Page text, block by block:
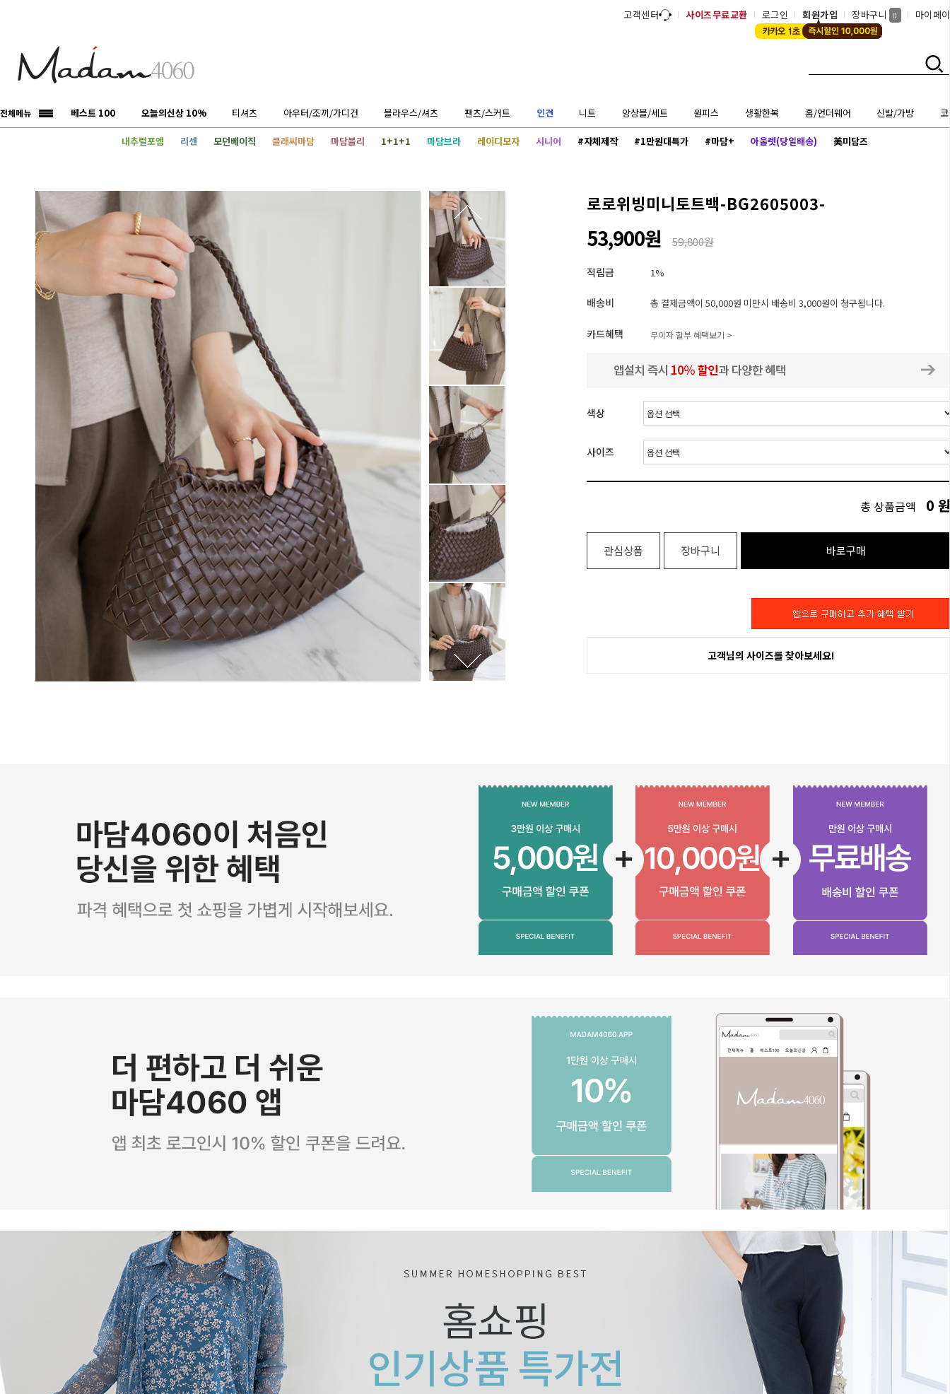
고객센터 사이즈무료교환 로그인 회원가입 장바구니 0 마이페
전체메뉴 베스트 100 오늘의신상 10% 티셔츠 아우터/조끼/가디건 블라우스/셔츠 팬츠/스커트 인견 니트 앙상블/세트 원피스 생활한복 홈/언더웨어 신발/가방
내추럴포엠 리센 모던베이직 클래씨마담 마담블리 1+1+1 마담브라 레이디모자 시니어 #자체제작 #1만원대특가 #마담+ 아울렛(당일배송) 美미담즈
로로위빙미니토트백-BG2605003-
53,900원 59,800원
적립금 1%
배송비 총 결제금액이 50,000원 미만시 배송비 3,000원이 청구됩니다.
카드혜택 무이자 할부 혜택보기 >
색상
사이즈
총 상품금액 0 원
관심상품 장바구니 바로구매
고객님의 사이즈를 찾아보세요!